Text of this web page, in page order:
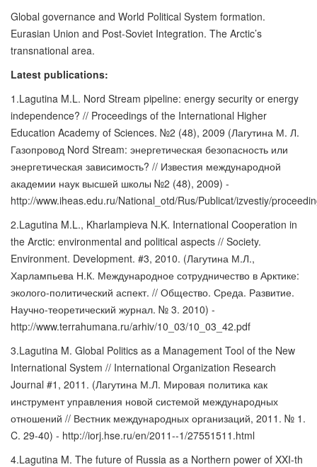
Global governance and World Political System formation.
Eurasian Union and Post-Soviet Integration. The Arctic’s
transnational area.
Latest publications:
1.Lagutina M.L. Nord Stream pipeline: energy security or energy
independence? // Proceedings of the International Higher
Education Academy of Sciences. №2 (48), 2009 (Лагутина М. Л.
Газопровод Nord Stream: энергетическая безопасность или
энергетическая зависимость? // Известия международной
академии наук высшей школы №2 (48), 2009) -
http://www.iheas.edu.ru/National_otd/Rus/Publicat/izvestiy/
2.Lagutina M.L., Kharlampieva N.K. International Cooperation in
the Arctic: environmental and political aspects // Society.
Environment. Development. #3, 2010. (Лагутина М.Л.,
Харлампьева Н.К. Международное сотрудничество в Арктике:
эколого-политический аспект. // Общество. Среда. Развитие.
Научно-теоретический журнал. № 3. 2010) -
http://www.terrahumana.ru/arhiv/10_03/10_03_42.pdf
3.Lagutina M. Global Politics as a Management Tool of the New
International System // International Organization Research
Journal #1, 2011. (Лагутина М.Л. Мировая политика как
инструмент управления новой системой международных
отношений // Вестник международных организаций, 2011. № 1.
C. 29-40) - http://iorj.hse.ru/en/2011--1/27551511.html
4.Lagutina M. The future of Russia as a Northern power of XXI-th